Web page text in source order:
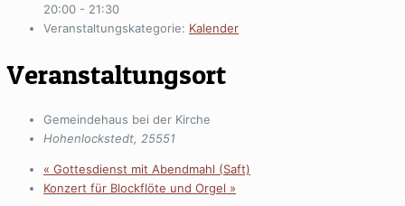
20:00 - 21:30
Veranstaltungskategorie: Kalender
Veranstaltungsort
Gemeindehaus bei der Kirche
Hohenlockstedt, 25551
« Gottesdienst mit Abendmahl (Saft)
Konzert für Blockflöte und Orgel »